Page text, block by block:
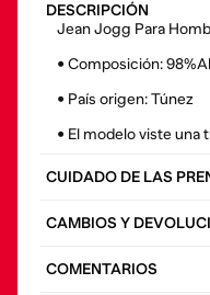
DESCRIPCIÓN
Jean Jogg Para
• Composición:
• País origen: Túnez
• El modelo viste una
CUIDADO DE LAS
CAMBIOS Y
COMENTARIOS